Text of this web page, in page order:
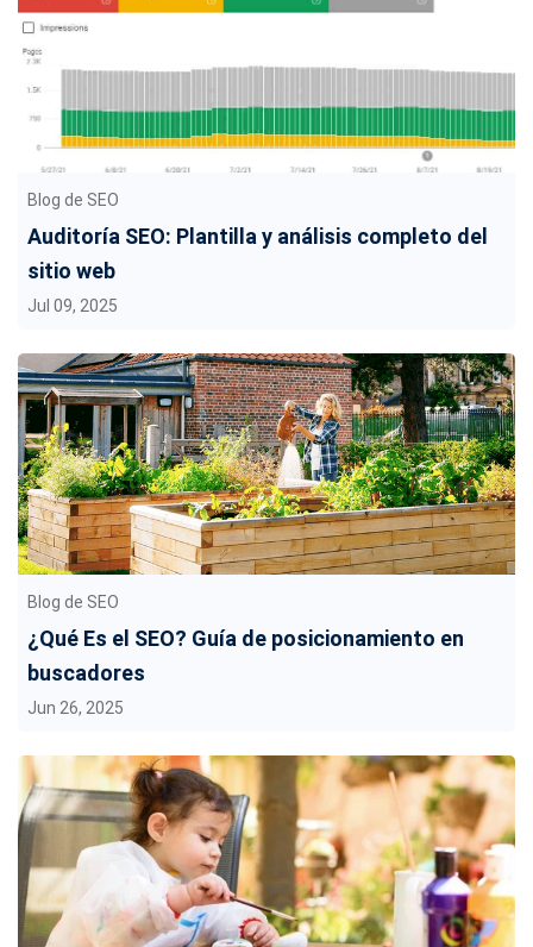
Blog de SEO
Auditoría SEO: Plantilla y análisis completo del
sitio web
Jul 09, 2025
Blog de SEO
¿Qué Es el SEO? Guía de posicionamiento en
buscadores
Jun 26, 2025